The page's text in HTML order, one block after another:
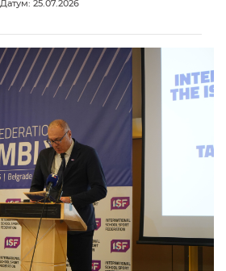
Датум: 25.07.2026